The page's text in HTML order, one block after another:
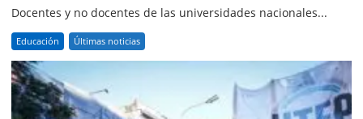
Docentes y no docentes de las universidades nacionales...
Educación Últimas noticias